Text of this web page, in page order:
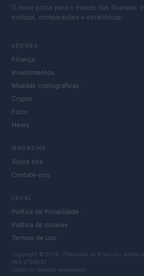
O novo portal para o mundo das finanças.
notícias, comparações e estatísticas.
SEÇÕES
Finança
Investimentos
Moedas criptográficas
Crypto
Fisco
News
MAGAZINE
Sobre nós
Contate-nos
LEGAL
Política de Privacidade
Política de cookies
Termos de uso
Copyright © 2026 · Publicado no Brasil por AdHub
REA 2729933
Todos os direitos reservados